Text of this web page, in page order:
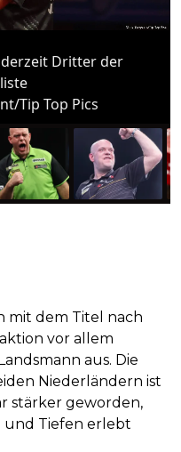
Dritter der
Tip Top Pics
mit dem Titel nach
vor allem
aus. Die
Niederländern ist
stärker geworden,
und Tiefen erlebt